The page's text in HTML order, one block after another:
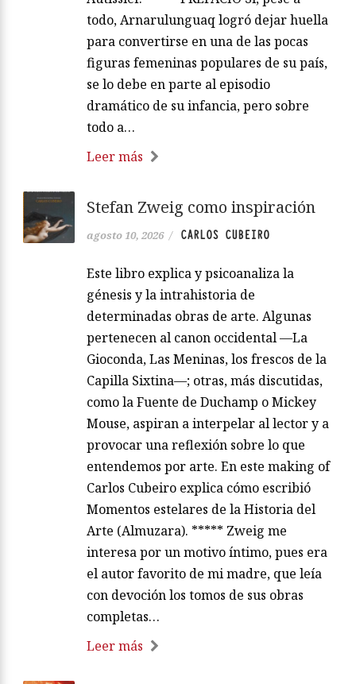
todo, Arnarulunguaq logró dejar huella
para convertirse en una de las pocas
figuras femeninas populares de su país,
se lo debe en parte al episodio
dramático de su infancia, pero sobre
todo a…
Leer más
Stefan Zweig como inspiración
agosto 10, 2026 / CARLOS CUBEIRO
Este libro explica y psicoanaliza la
génesis y la intrahistoria de
determinadas obras de arte. Algunas
pertenecen al canon occidental —La
Gioconda, Las Meninas, los frescos de la
Capilla Sixtina—; otras, más discutidas,
como la Fuente de Duchamp o Mickey
Mouse, aspiran a interpelar al lector y a
provocar una reflexión sobre lo que
entendemos por arte. En este making of
Carlos Cubeiro explica cómo escribió
Momentos estelares de la Historia del
Arte (Almuzara). ***** Zweig me
interesa por un motivo íntimo, pues era
el autor favorito de mi madre, que leía
con devoción los tomos de sus obras
completas…
Leer más